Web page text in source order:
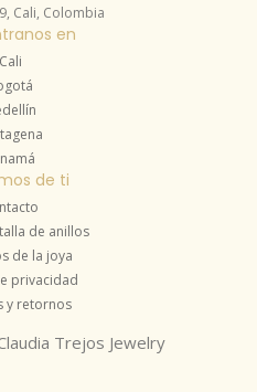
Cali, Colombia
en
Cali
de ti
de anillos
de la joya
privacidad
y retornos
Trejos Jewelry